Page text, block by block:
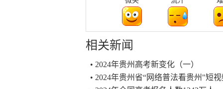
相关新闻
• 2024年贵州高考新变化（一）
• 2024年贵州省“网络普法看贵州"短